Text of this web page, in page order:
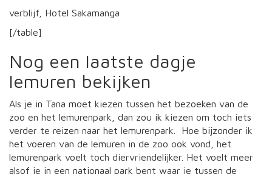
verblijf, Hotel Sakamanga
[/table]
Nog een laatste dagje
lemuren bekijken
Als je in Tana moet kiezen tussen het bezoeken van de
zoo en het lemurenpark, dan zou ik kiezen om toch iets
verder te reizen naar het lemurenpark. Hoe bijzonder ik
het voeren van de lemuren in de zoo ook vond, het
lemurenpark voelt toch diervriendelijker. Het voelt meer
alsof je in een nationaal park bent waar je tussen de